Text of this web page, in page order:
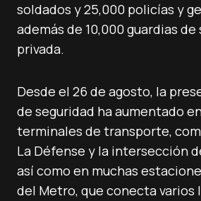
soldados y 25,000 policías y
además de 10,000 guardias de
privada.
Desde el 26 de agosto, la
de seguridad ha aumentado
terminales de transporte,
La Défense y la intersección
así como en muchas
del Metro, que conecta varios